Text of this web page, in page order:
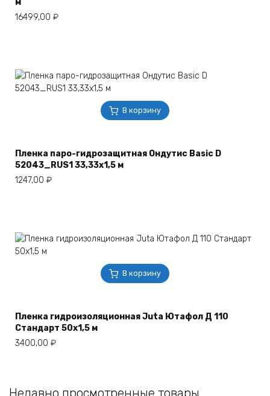
м
16499,00 ₽
В корзину
Пленка паро-гидрозащитная Ондутис Basic D
52043_RUS1 33,33х1,5 м
1247,00 ₽
В корзину
Пленка гидроизоляционная Juta Ютафол Д 110
Стандарт 50х1,5 м
3400,00 ₽
Недавно просмотренные товары